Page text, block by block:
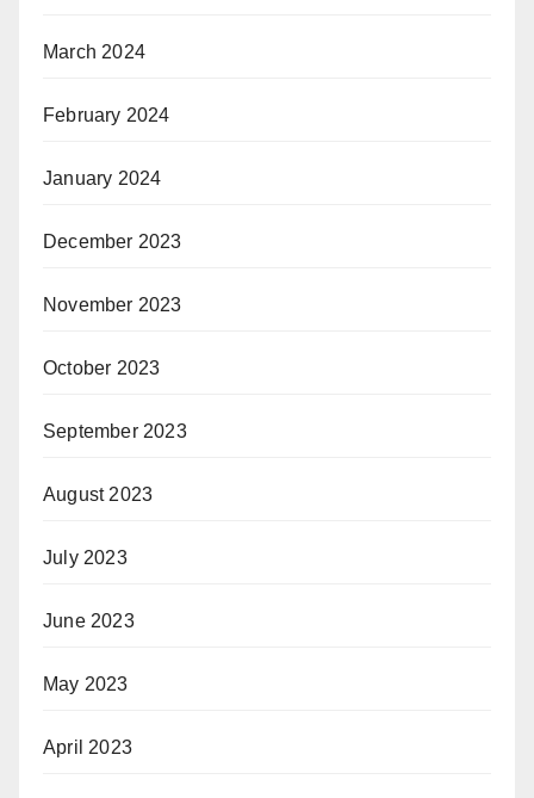
March 2024
February 2024
January 2024
December 2023
November 2023
October 2023
September 2023
August 2023
July 2023
June 2023
May 2023
April 2023